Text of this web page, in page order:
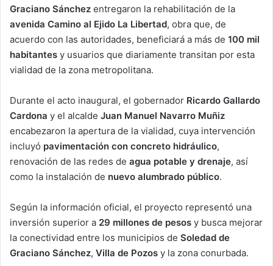
Graciano Sánchez entregaron la rehabilitación de la
avenida Camino al Ejido La Libertad, obra que, de
acuerdo con las autoridades, beneficiará a más de 100 mil
habitantes y usuarios que diariamente transitan por esta
vialidad de la zona metropolitana.
Durante el acto inaugural, el gobernador Ricardo Gallardo
Cardona y el alcalde Juan Manuel Navarro Muñiz
encabezaron la apertura de la vialidad, cuya intervención
incluyó pavimentación con concreto hidráulico,
renovación de las redes de agua potable y drenaje, así
como la instalación de nuevo alumbrado público.
Según la información oficial, el proyecto representó una
inversión superior a 29 millones de pesos y busca mejorar
la conectividad entre los municipios de Soledad de
Graciano Sánchez, Villa de Pozos y la zona conurbada.